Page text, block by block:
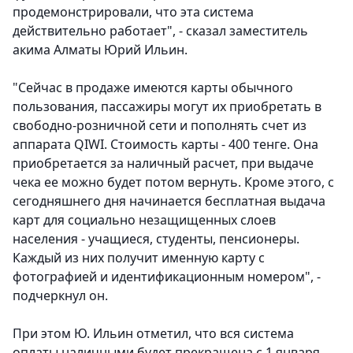
продемонстрировали, что эта система
действительно работает", - сказал заместитель
акима Алматы Юрий Ильин.
"Сейчас в продаже имеются карты обычного
пользования, пассажиры могут их приобретать в
свободно-розничной сети и пополнять счет из
аппарата QIWI. Стоимость карты - 400 тенге. Она
приобретается за наличный расчет, при выдаче
чека ее можно будет потом вернуть. Кроме этого, с
сегодняшнего дня начинается бесплатная выдача
карт для социально незащищенных слоев
населения - учащиеся, студенты, пенсионеры.
Каждый из них получит именную карту с
фотографией и идентификационным номером", -
подчеркнул он.
При этом Ю. Ильин отметил, что вся система